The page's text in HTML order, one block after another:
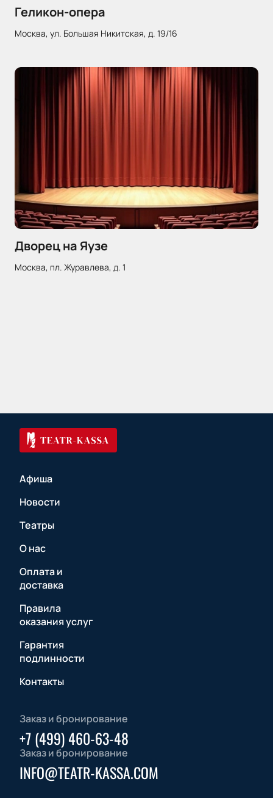
Геликон-опера
Москва, ул. Большая Никитская, д. 19/16
Дворец на Яузе
Москва, пл. Журавлева, д. 1
Афиша
Новости
Театры
О нас
Оплата и
доставка
Правила
оказания услуг
Гарантия
подлинности
Контакты
Заказ и бронирование
+7 (499) 460-63-48
Заказ и бронирование
INFO@TEATR-KASSA.COM